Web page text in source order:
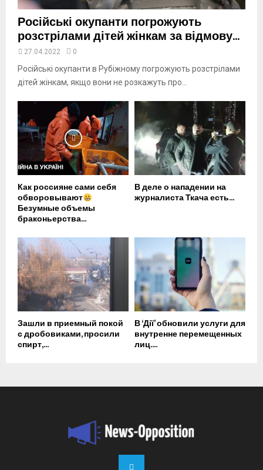
Російські окупанти погрожують
розстрілами дітей жінкам за відмову...
27.04.2022 0
Російські окупанти в Рубіжному погрожують розстрілами
дітей жінкам, якщо вони не розкажуть про...
Как россияне сами себя
обворовывают
Безумные объемы
браконьерства...
В деле о нападении на
журналиста Ткача есть...
Зашли в приемный покой
с дробовиками, просили
спирт,...
В ‘Дії’ обновили услуги для
внутренне перемещенных
лиц....